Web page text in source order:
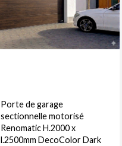
Porte de garage
sectionnelle motorisé
Renomatic H.2000 x
l.2500mm DecoColor Dark